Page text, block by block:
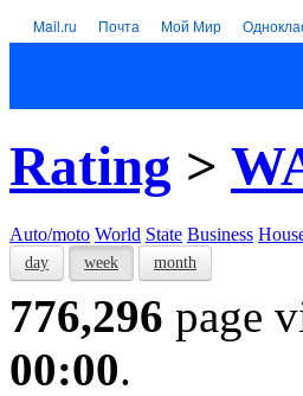
Mail.ru Почта Мой Мир
Rating >
Auto/moto World State Business
day week month
776,296 page
00:00.